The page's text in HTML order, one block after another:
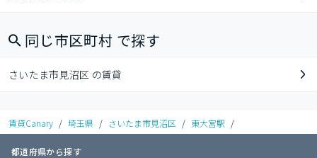
同じ市区町村 で探す
さいたま市見沼区 の賃貸
賃貸Canary / 埼玉県 / さいたま市見沼区 / 東大宮駅 /
都道府県から探す